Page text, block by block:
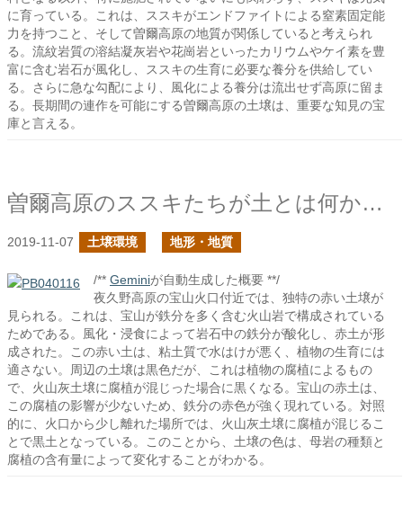
に育っている。これは、ススキがエンドファイトによる窒素固定能
力を持つこと、そして曽爾高原の地質が関係していると考えられ
る。流紋岩質の溶結凝灰岩や花崗岩といったカリウムやケイ素を豊
富に含む岩石が風化し、ススキの生育に必要な養分を供給してい
る。さらに急な勾配により、風化による養分は流出せず高原に留ま
る。長期間の連作を可能にする曽爾高原の土壌は、重要な知見の宝
庫と言える。
曽爾高原のススキたちが土とは何か？を教えてくれる
2019-11-07 土壌環境 地形・地質
/** Geminiが自動生成した概要 **/
夜久野高原の宝山火口付近では、独特の赤い土壌が
見られる。これは、宝山が鉄分を多く含む火山岩で構成されている
ためである。風化・浸食によって岩石中の鉄分が酸化し、赤土が形
成された。この赤い土は、粘土質で水はけが悪く、植物の生育には
適さない。周辺の土壌は黒色だが、これは植物の腐植によるもの
で、火山灰土壌に腐植が混じった場合に黒くなる。宝山の赤土は、
この腐植の影響が少ないため、鉄分の赤色が強く現れている。対照
的に、火口から少し離れた場所では、火山灰土壌に腐植が混じるこ
とで黒土となっている。このことから、土壌の色は、母岩の種類と
腐植の含有量によって変化することがわかる。